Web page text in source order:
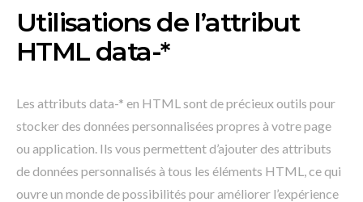
Utilisations de l’attribut
HTML data-*
Les attributs data-* en HTML sont de précieux outils pour
stocker des données personnalisées propres à votre page
ou application. Ils vous permettent d’ajouter des attributs
de données personnalisés à tous les éléments HTML, ce qui
ouvre un monde de possibilités pour améliorer l’expérience